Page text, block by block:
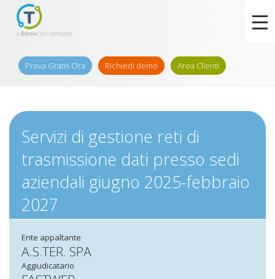
Prova Gratis Ora Richiedi demo Area Clienti
Servizi di gestione reti di
trasmissione dati presso sedi
aziendali giugno 2025-febbraio
2027
Ente appaltante
A.S.TER. SPA
Aggiudicatario